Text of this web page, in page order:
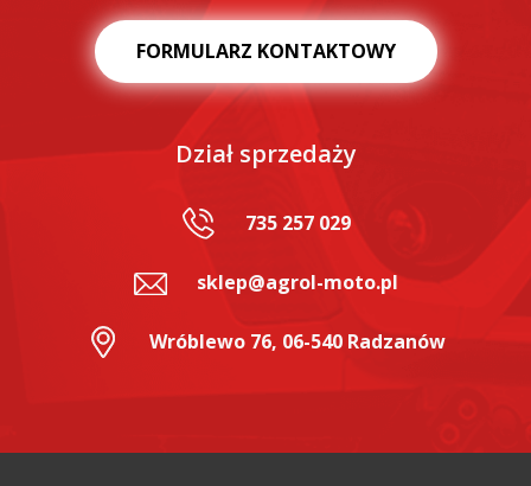
FORMULARZ KONTAKTOWY
Dział sprzedaży
735 257 029
sklep@agrol-moto.pl
Wróblewo 76, 06-540 Radzanów